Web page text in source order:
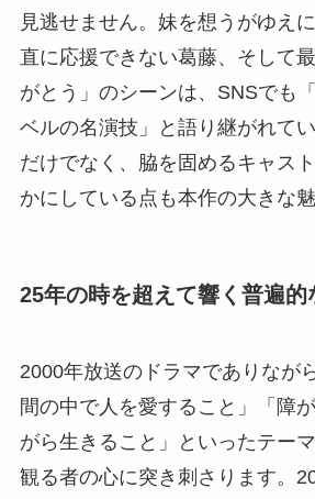
見逃せません。妹を想うがゆえ
直に応援できない葛藤、そして
がとう」のシーンは、SNSでも
ベルの名演技」と語り継がれて
だけでなく、脇を固めるキャス
かにしている点も本作の大きな魅
25年の時を超えて響く普遍的
2000年放送のドラマでありなが
間の中で人を愛すること」「障
がら生きること」といったテー
観る者の心に突き刺さります。